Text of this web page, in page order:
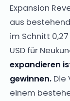
Expansion
aus
im Schnitt 0,27
USD für
expandieren
gewinnen. Die
einem